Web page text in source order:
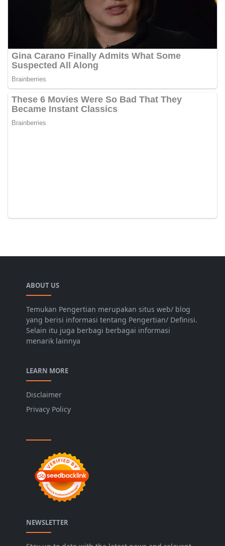
ABOUT US
Temukan Pengertian merupakan situs web/ blog
yang berisi informasi tentang Pengertian/ Definisi.
Selain itu juga berbagi berbagai informasi
menarik lainnya
LEARN MORE
Disclaimer
Privacy Policy
NEWSLETTER